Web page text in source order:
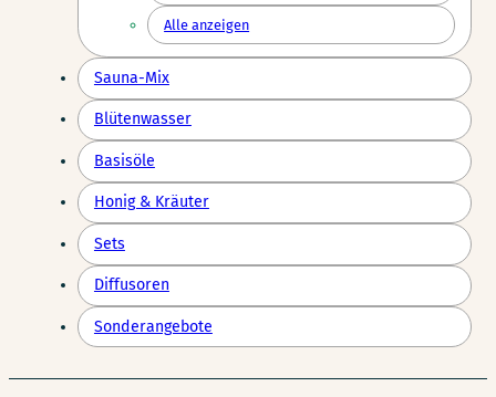
Alle anzeigen
Sauna-Mix
Blütenwasser
Basisöle
Honig & Kräuter
Sets
Diffusoren
Sonderangebote